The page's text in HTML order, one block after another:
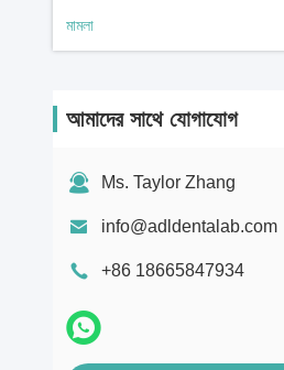
মামলা
আমাদের সাথে যোগাযোগ
Ms. Taylor Zhang
info@adldentalab.com
+86 18665847934